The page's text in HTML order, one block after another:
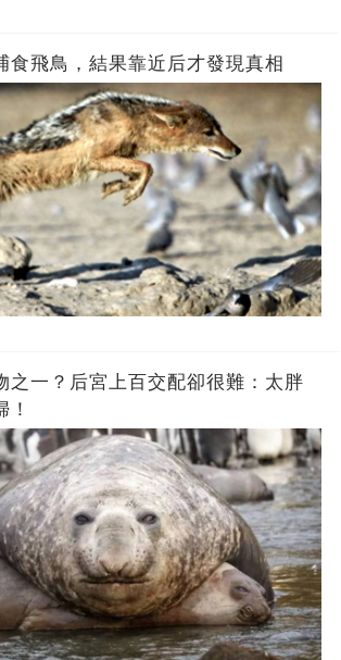
食飛鳥，結果靠近后才發現真相
之一？后宮上百交配卻很難：太胖